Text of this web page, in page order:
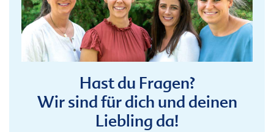
Hast du Fragen?
Wir sind für dich und deinen
Liebling da!